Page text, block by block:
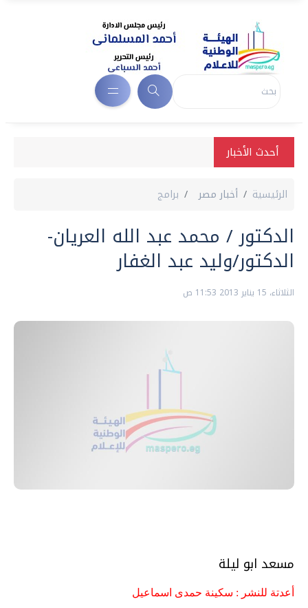
أحدث الأخبار
الرئيسية أخبار مصر برامج
الدكتور / محمد عبد الله العريان-
الدكتور/وليد عبد الغفار
الثلاثاء، 15 يناير 2013 11:53 ص
مسعد ابو ليلة
أعدتة للنشر : سكينة حمدى اسماعيل